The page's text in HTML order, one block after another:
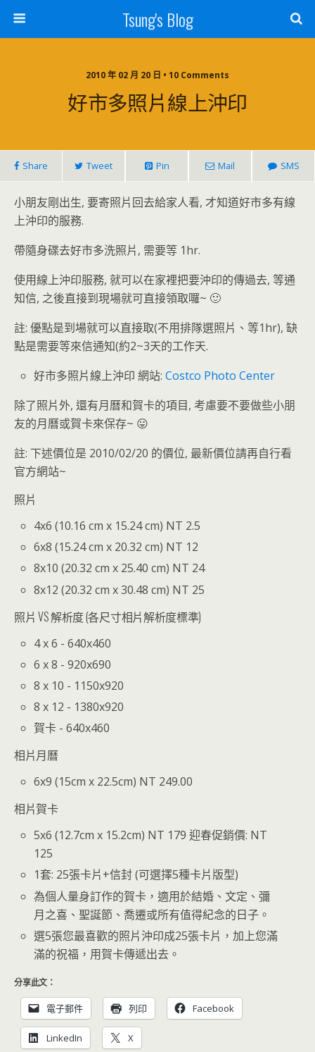
Tsung's Blog
2010 年 02 月 20 日 • 10 Comments
好市多照片線上沖印
Share Tweet Pin Mail SMS
小朋友剛出生, 要寄照片回去給家人看, 才知道好市多有線
上沖印的服務.
帶隨身碟去好市多洗照片, 需要等 1hr.
使用線上沖印服務, 就可以在家裡把要沖印的傳過去, 等通
知信, 之後直接到現場就可直接領取囉~ 🙂
註: 優點是到場就可以直接取(不用排隊選照片、等1hr), 缺
點是需要等來信通知(約2~3天的工作天.
好市多照片線上沖印 網站:Costco Photo Center
除了照片外, 還有月曆和賀卡的項目, 考慮要不要做些小朋
友的月曆或賀卡來保存~ 😛
註: 下述價位是 2010/02/20 的價位, 最新價位請再自行看
官方網站~
照片
4x6 (10.16 cm x 15.24 cm) NT 2.5
6x8 (15.24 cm x 20.32 cm) NT 12
8x10 (20.32 cm x 25.40 cm) NT 24
8x12 (20.32 cm x 30.48 cm) NT 25
照片 VS 解析度 (各尺寸相片解析度標準)
4 x 6 - 640x460
6 x 8 - 920x690
8 x 10 - 1150x920
8 x 12 - 1380x920
賀卡 - 640x460
相片月曆
6x9 (15cm x 22.5cm) NT 249.00
相片賀卡
5x6 (12.7cm x 15.2cm) NT 179 迎春促銷價: NT
125
1套: 25張卡片+信封 (可選擇5種卡片版型)
為個人量身訂作的賀卡，適用於結婚、文定、彌
月之喜、聖誕節、喬遷或所有值得紀念的日子。
選5張您最喜歡的照片沖印成25張卡片，加上您滿
滿的祝福，用賀卡傳遞出去。
分享此文：
電子郵件 列印 Facebook
LinkedIn X